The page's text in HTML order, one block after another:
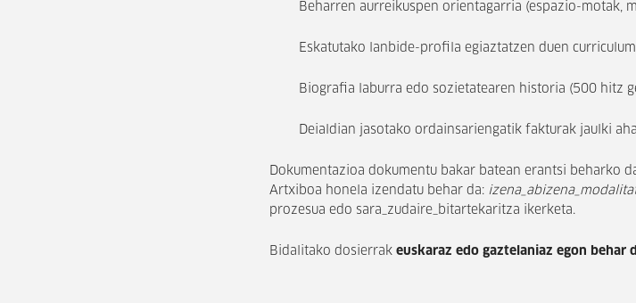
Beharren aurreikuspen orientagarria (espazio-motak,
Eskatutako lanbide-profila egiaztatzen duen
Biografia laburra edo sozietatearen historia (500 hitz
Deialdian jasotako ordainsariengatik fakturak jaulki
Dokumentazioa dokumentu bakar batean erantsi beharko
Artxiboa honela izendatu behar da:
prozesua edo sara_zudaire_bitartekaritza ikerketa.
Bidalitako dosierrak euskaraz edo gaztelaniaz egon behar